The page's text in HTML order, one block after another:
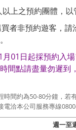
上之預約團體，
者非預約遊客，請
。
01日起採預約入
間點請盡量勿遲到
時間約為50-80分鐘，若
電洽本公司服務專線
週一至